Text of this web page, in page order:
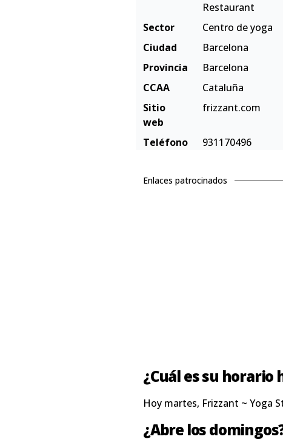
Restaurant
Sector
Centro de yoga
Ciudad
Barcelona
Provincia
Barcelona
CCAA
Cataluña
Sitio
web
frizzant.com
Teléfono 931170496
Enlaces patrocinados
¿Cuál es su horario
Hoy martes, Frizzant ~ Yoga
¿Abre los